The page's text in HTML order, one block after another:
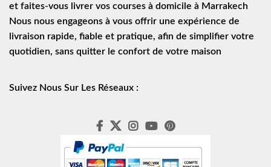
et faites-vous livrer vos courses à domicile à Marrakech
Nous nous engageons à vous offrir une expérience de
livraison rapide, fiable et pratique, afin de simplifier votre
quotidien, sans quitter le confort de votre maison
Suivez Nous Sur Les Réseaux :